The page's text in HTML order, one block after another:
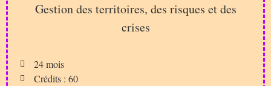
Gestion des territoires, des risques et des
crises
24 mois
Crédits : 60